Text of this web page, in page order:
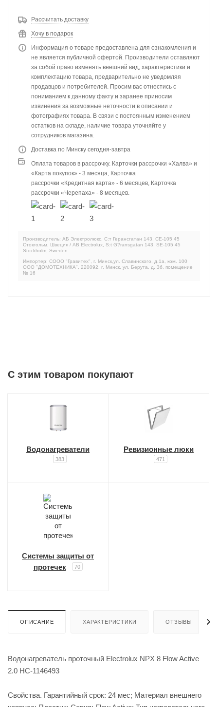
Рассчитать доставку
Хочу в подарок
Информация о товаре предоставлена для ознакомления и
не является публичной офертой. Производители оставляют
за собой право изменять внешний вид, характеристики и
комплектацию товара, предварительно не уведомляя
продавцов и потребителей. Просим вас отнестись с
пониманием к данному факту и заранее приносим
извинения за возможные неточности в описании и
фотографиях товара. В связи с постоянным изменением
остатков на складе, наличие товара уточняйте у
сотрудников магазина.
Доставка по Минску сегодня-завтра
Оплата товаров в рассрочку. Карточки рассрочки «Халва» и
«Карта покупок» - 3 месяца, Карточка
рассрочки «Кредитная карта» - 6 месяцев, Карточка
рассрочки «Черепаха» - 8 месяцев.
Производитель: АБ Электролюкс, С:т Герансгатан 143, СЕ-105 45
Стокгольм, Швеция / AB Electrolux, S:t G?ransgatan 143, SE-105 45
Stockholm, Sweden
Импортер: СООО "Гравитех", г. Минск,ул. Славинского, д.1а, ком. 100
ООО "ДОМОТЕХНИКА", 220092, г. Минск, ул. Берута, д. 3б, помещение
№ 16
C этим товаром покупают
Водонагреватели
383
Ревизионные люки
471
Системы защиты от
протечек
70
ОПИСАНИЕ ХАРАКТЕРИСТИКИ ОТЗЫВЫ
Водонагреватель проточный Electrolux NPX 8 Flow Active
2.0 НС-1146493
Свойства. Гарантийный срок: 24 мес; Материал внешнего